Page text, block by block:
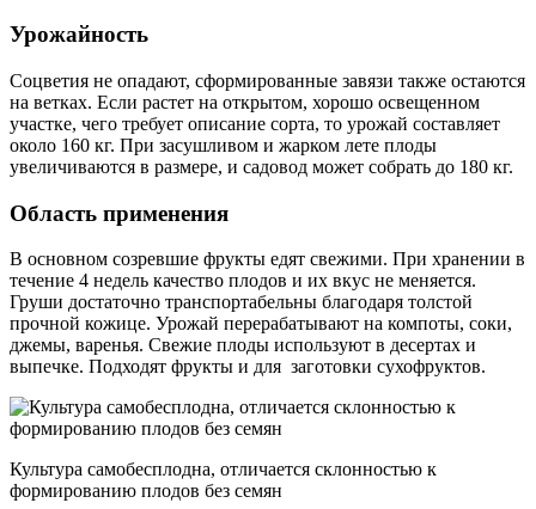
Урожайность
Соцветия не опадают, сформированные завязи также остаются
на ветках. Если растет на открытом, хорошо освещенном
участке, чего требует описание сорта, то урожай составляет
около 160 кг. При засушливом и жарком лете плоды
увеличиваются в размере, и садовод может собрать до 180 кг.
Область применения
В основном созревшие фрукты едят свежими. При хранении в
течение 4 недель качество плодов и их вкус не меняется.
Груши достаточно транспортабельны благодаря толстой
прочной кожице. Урожай перерабатывают на компоты, соки,
джемы, варенья. Свежие плоды используют в десертах и
выпечке. Подходят фрукты и для заготовки сухофруктов.
Культура самобесплодна, отличается склонностью к
формированию плодов без семян